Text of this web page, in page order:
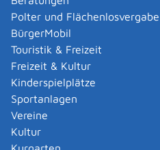
Polter und Flächenlosvergabe
BürgerMobil
Touristik & Freizeit
Freizeit & Kultur
Kinderspielplätze
Sportanlagen
Vereine
Kultur
Eheschließung anmelden
Eheschließung bei
Verlobten anmelden
Eheschließung bei
anmelden
Eheschließung mit einer
Staatsangehörigen
Richter (Schöffen) beim